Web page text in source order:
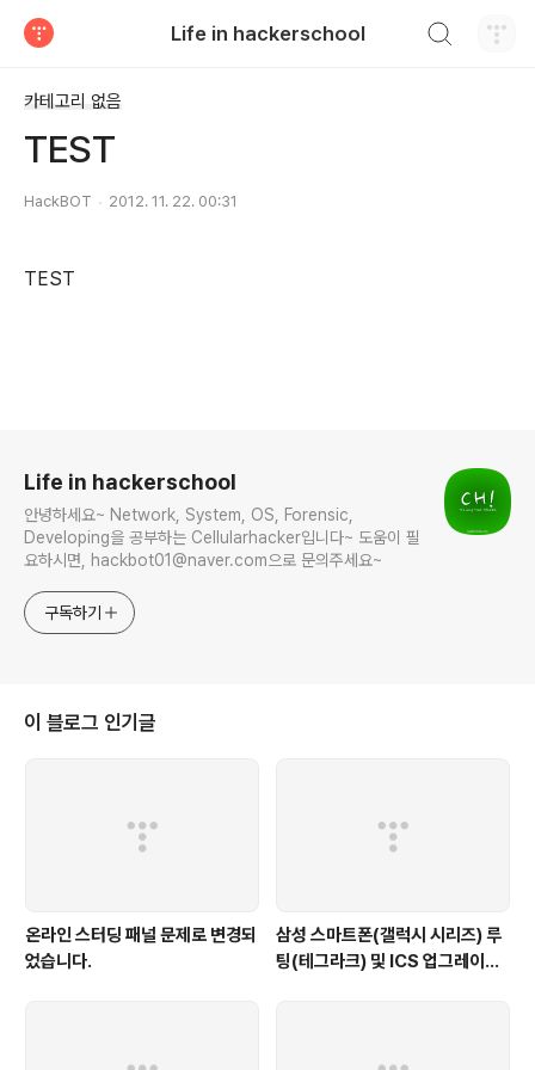
Life in hackerschool
카테고리 없음
TEST
HackBOT 2012. 11. 22. 00:31
TEST
Life in hackerschool
안녕하세요~ Network, System, OS, Forensic,
Developing을 공부하는 Cellularhacker입니다~ 도움이 필
요하시면, hackbot01@naver.com으로 문의주세요~
구독하기
이 블로그 인기글
온라인 스터딩 패널 문제로 변경되
었습니다.
삼성 스마트폰(갤럭시 시리즈) 루
팅(테그라크) 및 ICS 업그레이드